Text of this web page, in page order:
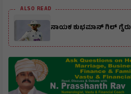
ALSO READ
ನಾಯಕ ಶುಭಮಾನ್ ಗಿಲ್ ಗೈರು